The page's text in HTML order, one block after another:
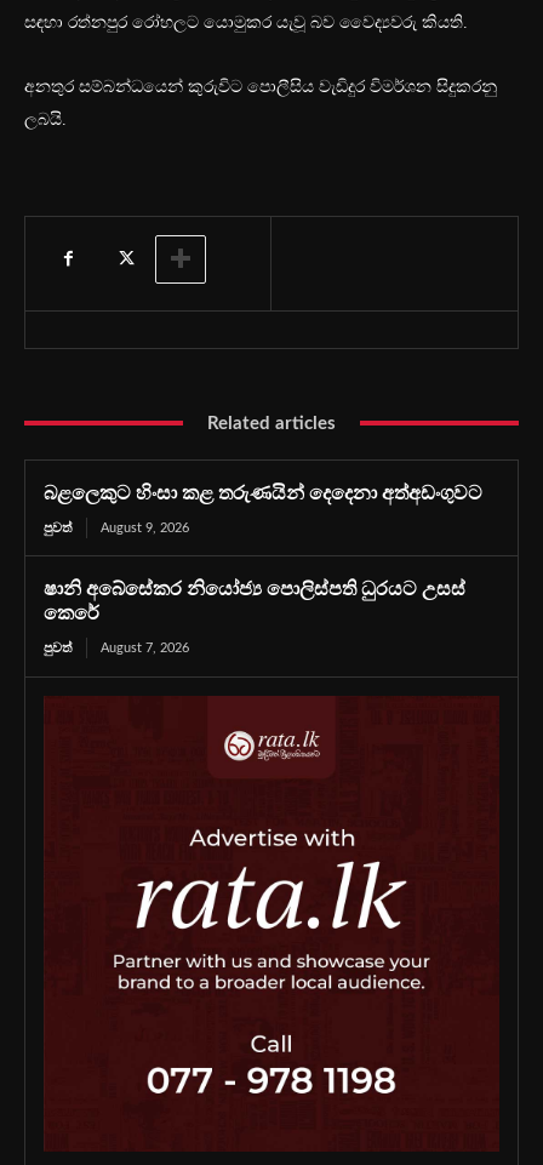
සඳහා රත්නපුර රෝහලට යොමුකර යැවූ බව වෛද්‍යවරු කියති.
අනතුර සම්බන්ධයෙන් කුරුවිට පොලීසිය වැඩිදුර විමර්ශන සිදුකරනු
ලබයි.
Related articles
බළලෙකුට හිංසා කළ තරුණයින් දෙදෙනා අත්අඩංගුවට
පුවත් August 9, 2026
ෂානි අබේසේකර නියෝජ්‍ය පොලිස්පති ධුරයට උසස්
කෙරේ
පුවත් August 7, 2026